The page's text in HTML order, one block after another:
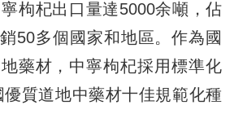
杞出口量達5000余噸，佔
50多個國家和地區。作為國
藥材，中寧枸杞採用標準化
優質道地中藥材十佳規範化種